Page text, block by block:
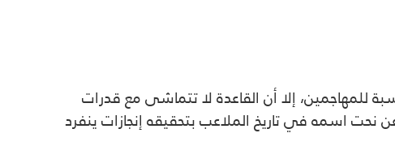
بين 35 و38، والذي عادة مايكون أقل بالنسبة للمهاجمين، إلا أن القاعدة لا تتماشى مع قدرات
نحت اسمه في تاريخ الملاعب بتحقيقه إنجازات ينفرد